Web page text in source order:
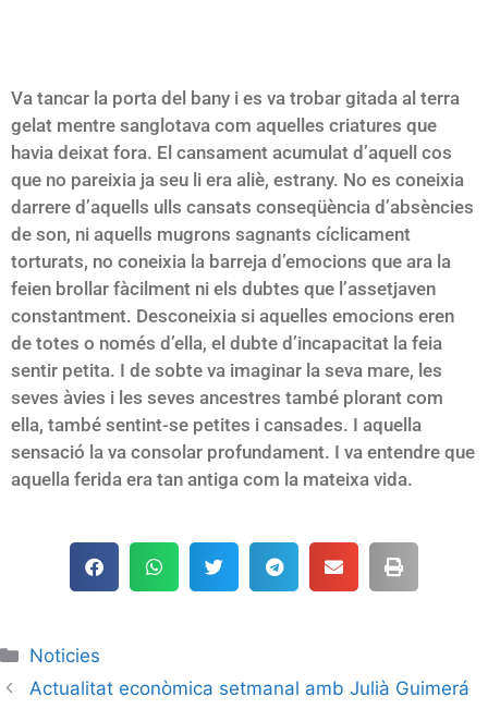
Va tancar la porta del bany i es va trobar gitada al terra
gelat mentre sanglotava com aquelles criatures que
havia deixat fora. El cansament acumulat d’aquell cos
que no pareixia ja seu li era aliè, estrany. No es coneixia
darrere d’aquells ulls cansats conseqüència d’absències
de son, ni aquells mugrons sagnants cíclicament
torturats, no coneixia la barreja d’emocions que ara la
feien brollar fàcilment ni els dubtes que l’assetjaven
constantment. Desconeixia si aquelles emocions eren
de totes o només d’ella, el dubte d’incapacitat la feia
sentir petita. I de sobte va imaginar la seva mare, les
seves àvies i les seves ancestres també plorant com
ella, també sentint-se petites i cansades. I aquella
sensació la va consolar profundament. I va entendre que
aquella ferida era tan antiga com la mateixa vida.
Noticies
Actualitat econòmica setmanal amb Julià Guimerá